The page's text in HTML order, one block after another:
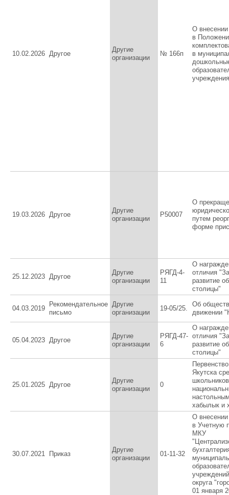
10.02.2026 Другое
Другие
организации
№ 166п
О
в
в
19.03.2026 Другое
Другие
организации
Р50007
О
путем
форме
25.12.2023 Другое
Другие
организации
РЯГД-4-
11
О
отличия
развитие
столицы"
04.03.2019
Рекомендательное
письмо
Другие
организации
19-05/25.
Об
движении
05.04.2023 Другое
Другие
организации
РЯГД-47-
6
О
отличия
развитие
столицы"
25.01.2025 Другое
Другие
организации
0
Якутска
хабылык и
30.07.2021 Приказ
Другие
организации
01-11-32
О
в Учетную
МКУ
округа
01 января